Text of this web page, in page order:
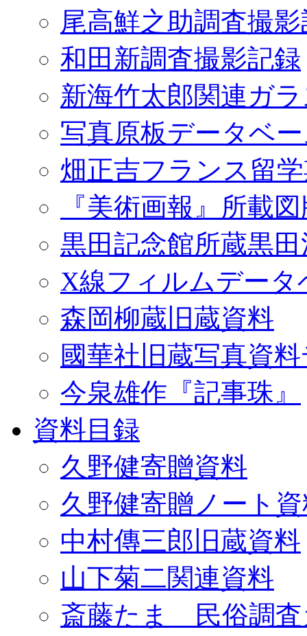
尾高鮮之助調査撮
和田新調査撮影記録
新海竹太郎関連ガ
写真原板データベ
畑正吉フランス留
『美術画報』所載
黒田記念館所蔵黒
X線フィルムデータ
森岡柳蔵旧蔵資料
國華社旧蔵写真資
今泉雄作『記事珠』
資料目録
久野健寄贈資料
久野健寄贈ノート
中村傳三郎旧蔵資料
山下菊二関連資料
斎藤たま 民俗調査